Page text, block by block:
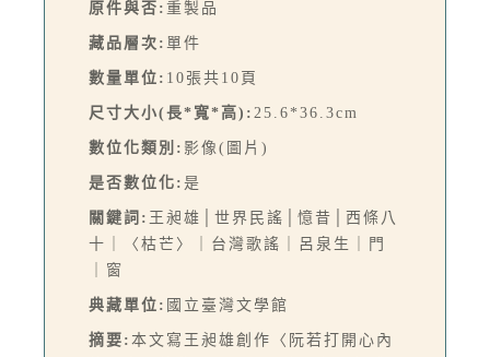
原件與否: 重製品
藏品層次: 單件
數量單位: 10張共10頁
尺寸大小(長*寬*高): 25.6*36.3cm
數位化類別: 影像(圖片)
是否數位化: 是
關鍵詞: 王昶雄│世界民謠│憶昔│西條八
十｜〈枯芒〉｜台灣歌謠｜呂泉生｜門
｜窗
典藏單位: 國立臺灣文學館
摘要: 本文寫王昶雄創作〈阮若打開心內